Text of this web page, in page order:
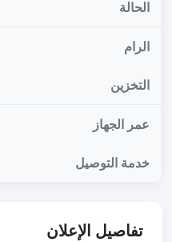
الحالة
الرام
التخزين
عمر الجهاز
خدمة التوصيل
تفاصيل الإعلان